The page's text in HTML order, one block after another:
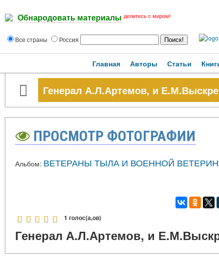
Обнародовать материалы делитесь с миром!
Все страны Россия
Главная Авторы Статьи
Генерал А.Л.Артемов, и
ПРОСМОТР ФОТОГРАФИИ
Альбом: ВЕТЕРАНЫ ТЫЛА И ВОЕННОЙ
1 голос(а,ов)
Генерал А.Л.Артемов, и